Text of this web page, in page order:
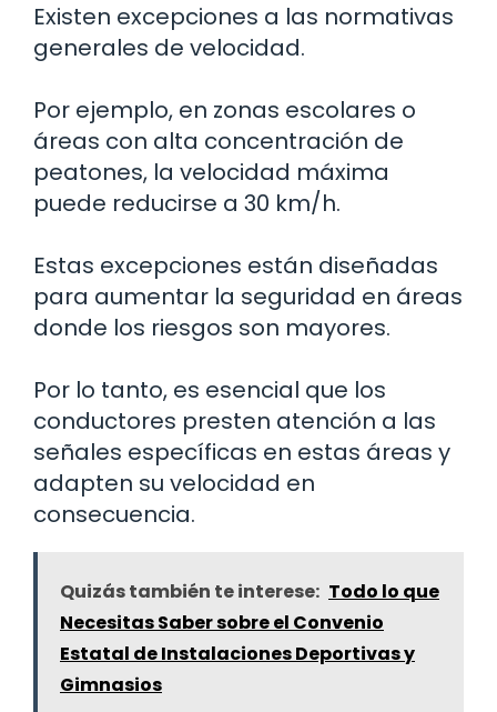
Existen excepciones a las normativas
generales de velocidad.
Por ejemplo, en zonas escolares o
áreas con alta concentración de
peatones, la velocidad máxima
puede reducirse a 30 km/h.
Estas excepciones están diseñadas
para aumentar la seguridad en áreas
donde los riesgos son mayores.
Por lo tanto, es esencial que los
conductores presten atención a las
señales específicas en estas áreas y
adapten su velocidad en
consecuencia.
Quizás también te interese: Todo lo que
Necesitas Saber sobre el Convenio
Estatal de Instalaciones Deportivas y
Gimnasios